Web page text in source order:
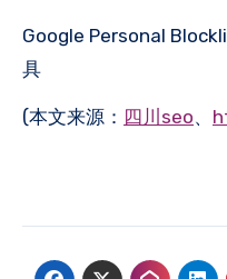
Google Personal
具
(本文来源： 四川seo、